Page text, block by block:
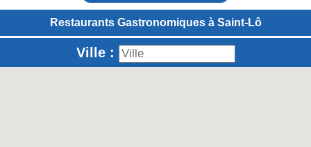
Restaurants Gastronomiques à Saint-Lô
Ville :